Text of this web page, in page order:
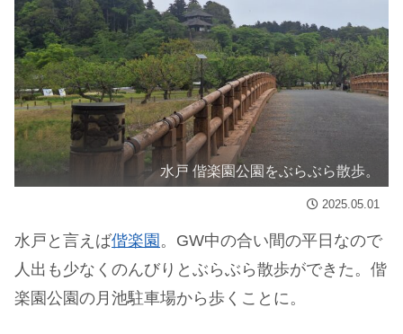
水戸 偕楽園公園をぶらぶら散歩。
2025.05.01
水戸と言えば偕楽園 。GW中の合い間の平日なので
人出も少なくのんびりとぶらぶら散歩ができた。偕
楽園公園の月池駐車場から歩くことに。